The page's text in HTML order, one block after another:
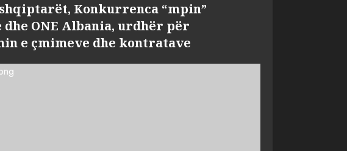
Konkurrenca “mpin”
dhe ONE Albania, urdhër për
e çmimeve dhe kontratave